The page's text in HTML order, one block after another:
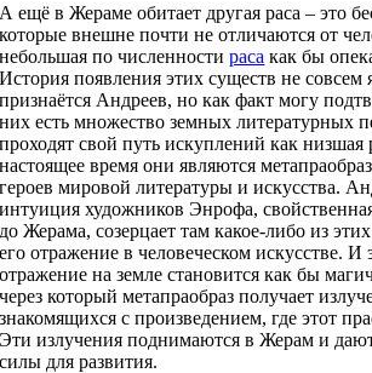
А ещё в Жераме обитает другая раса – это
которые внешне почти не отличаются от
небольшая по численностираса как бы
История появления этих существ не совсем
признаётся Андреев, но как факт могу
них есть множество земных литературных
проходят свой путь искуплений как
настоящее время они являются
героев мировой литературы и искусства.
интуиция художников Энрофа,
до Жерама, созерцает там какое-либо из
его отражение в человеческом искусстве. И
отражение на земле становится как бы
через который метапраобраз получает
знакомящихся с произведением, где этот
Эти излучения поднимаются в Жерам и
силы для развития.